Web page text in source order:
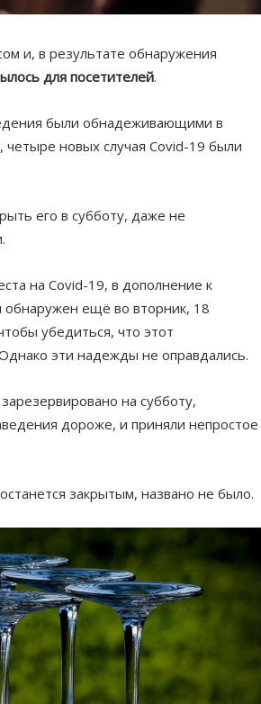
и, в результате обнаружения
для посетителей.
были обнадеживающими в
новых случая Covid-19 были
его в субботу, даже не
на Covid-19, в дополнение к
обнаружен ещё во вторник, 18
убедиться, что этот
эти надежды не оправдались.
на субботу,
дороже, и приняли непростое
закрытым, названо не было.